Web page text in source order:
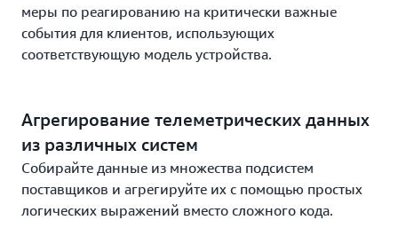
меры по реагированию на критически важные
события для клиентов, использующих
соответствующую модель устройства.
Агрегирование телеметрических данных
из различных систем
Собирайте данные из множества подсистем
поставщиков и агрегируйте их с помощью простых
логических выражений вместо сложного кода.